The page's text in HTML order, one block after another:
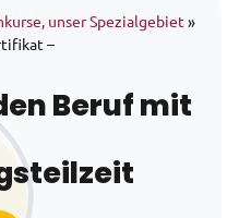
unser Spezialgebiet »
–
Beruf mit